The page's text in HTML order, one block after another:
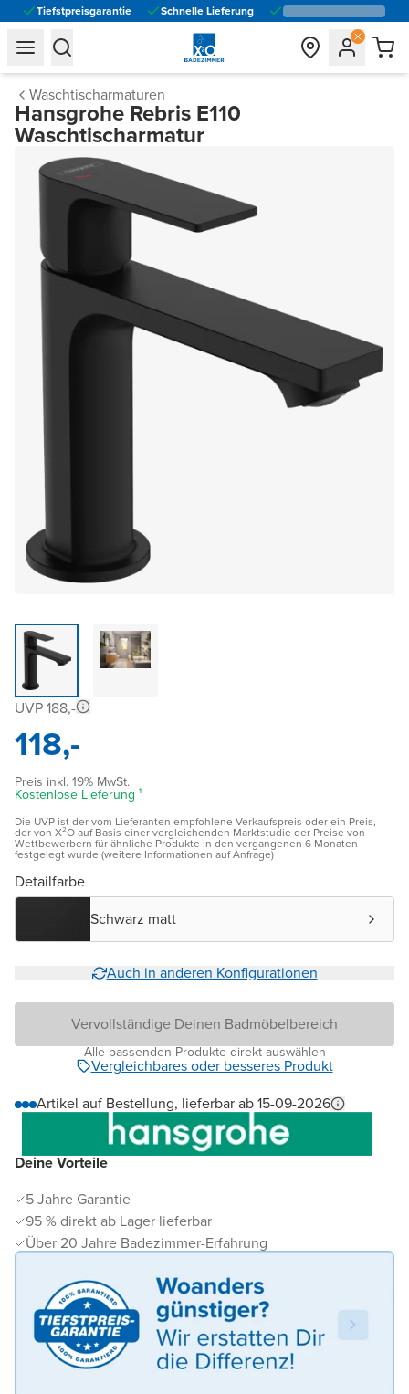
Tiefstpreisgarantie Schnelle Lieferung
general.navigation.toggle_menu.label
general.navigation.toggle_menu.label
Waschtischarmaturen
Hansgrohe Rebris E110
Waschtischarmatur
Deine Vorteile
5 Jahre Garantie
95 % direkt ab Lager lieferbar
Über 20 Jahre Badezimmer-Erfahrung
UVP 188,-
118,-
Preis inkl. 19% MwSt.
Kostenlose Lieferung ¹
Die UVP ist der vom Lieferanten empfohlene Verkaufspreis oder ein Preis,
der von X²O auf Basis einer vergleichenden Marktstudie der Preise von
Wettbewerbern für ähnliche Produkte in den vergangenen 6 Monaten
festgelegt wurde (weitere Informationen auf Anfrage)
Detailfarbe
Schwarz matt
Auch in anderen Konfigurationen
Vervollständige Deinen Badmöbelbereich
Alle passenden Produkte direkt auswählen
Vergleichbares oder besseres Produkt
Artikel auf Bestellung, lieferbar ab 15-09-2026